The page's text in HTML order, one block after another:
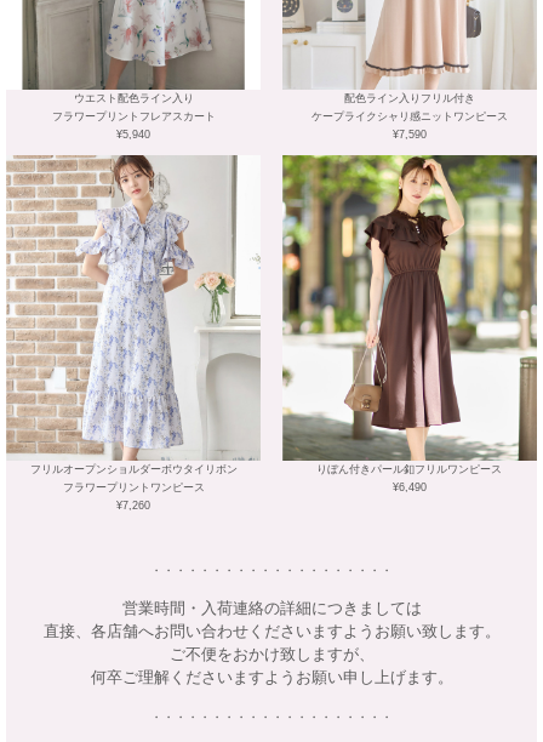
ウエスト配色ライン入り
フラワープリントフレアスカート
¥5,940
配色ライン入りフリル付き
ケープライクシャリ感ニットワンピース
¥7,590
フリルオープンショルダーボウタイリボン
フラワープリントワンピース
¥7,260
りぼん付きパール釦フリルワンピース
¥6,490
・・・・・・・・・・・・・・・・・・・・
営業時間・入荷連絡の詳細につきましては
直接、各店舗へお問い合わせくださいますようお願い致します。
ご不便をおかけ致しますが、
何卒ご理解くださいますようお願い申し上げます。
・・・・・・・・・・・・・・・・・・・・